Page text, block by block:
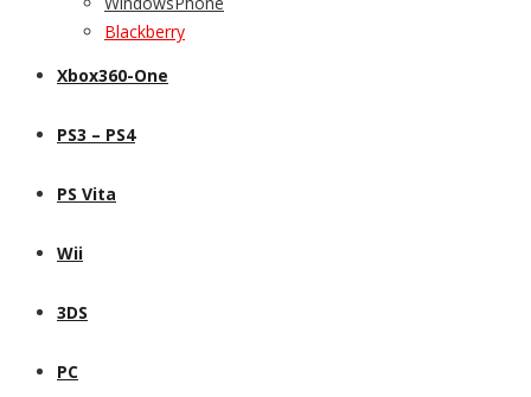
Blackberry
Xbox360-One
PS3 – PS4
PS Vita
Wii
3DS
PC